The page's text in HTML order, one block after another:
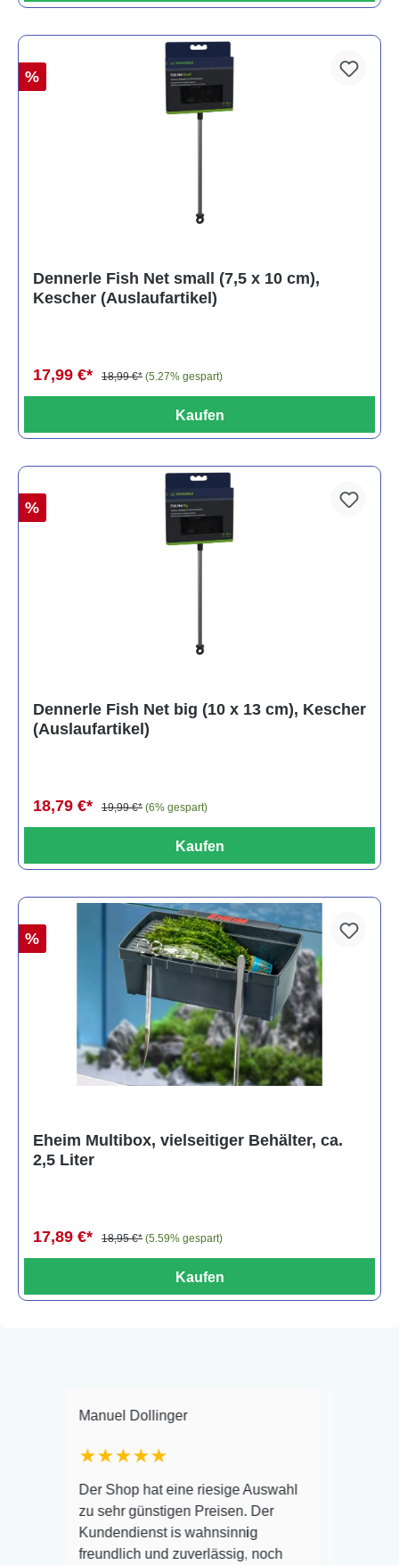
%
Dennerle Fish Net small (7,5 x 10 cm),
Kescher (Auslaufartikel)
17,99 €* 18,99 €* (5.27% gespart)
Kaufen
%
Dennerle Fish Net big (10 x 13 cm), Kescher
(Auslaufartikel)
18,79 €* 19,99 €* (6% gespart)
Kaufen
%
Eheim Multibox, vielseitiger Behälter, ca.
2,5 Liter
17,89 €* 18,95 €* (5.59% gespart)
Kaufen
Manuel Dollinger
★★★★★
Der Shop hat eine riesige Auswahl
zu sehr günstigen Preisen. Der
Kundendienst is wahnsinnig
freundlich und zuverlässig, noch